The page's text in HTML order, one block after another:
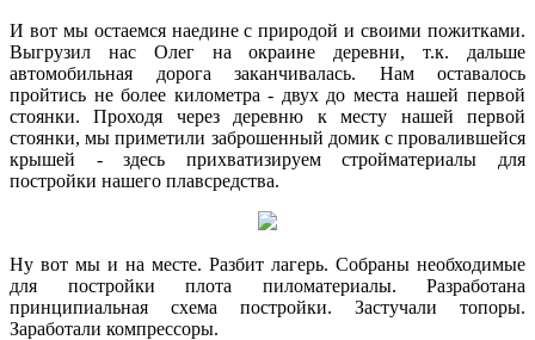
И вот мы остаемся наедине с природой и своими пожитками.
Выгрузил нас Олег на окраине деревни, т.к. дальше
автомобильная дорога заканчивалась. Нам оставалось
пройтись не более километра - двух до места нашей первой
стоянки. Проходя через деревню к месту нашей первой
стоянки, мы приметили заброшенный домик с провалившейся
крышей - здесь прихватизируем стройматериалы для
постройки нашего плавсредства.
Ну вот мы и на месте. Разбит лагерь. Собраны необходимые
для постройки плота пиломатериалы. Разработана
принципиальная схема постройки. Застучали топоры.
Заработали компрессоры.